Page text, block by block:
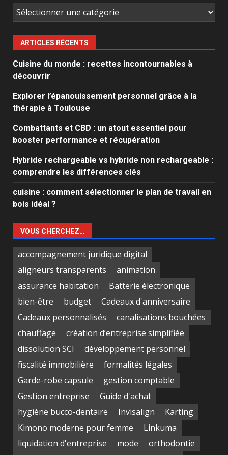
Catégories
ARTICLES RÉCENTS
Cuisine du monde : recettes incontournables à
découvrir
Explorer l’épanouissement personnel grâce à la
thérapie à Toulouse
Combattants et CBD : un atout essentiel pour
booster performance et récupération
Hybride rechargeable vs hybride non rechargeable :
comprendre les différences clés
cuisine : comment sélectionner le plan de travail en
bois idéal ?
VOUS CHERCHEZ…
accompagnement juridique digital
aligneurs transparents
animation
assurance habitation
Batterie électronique
bien-être
budget
Cadeaux d'anniversaire
Cadeaux personnalisés
canalisations bouchées
chauffage
création d’entreprise simplifiée
dissolution SCI
développement personnel
fiscalité immobilière
formalités légales
Garde-robe capsule
gestion comptable
Gestion entreprise
Guide d'achat
hygiène bucco-dentaire
Invisalign
Karting
Kimono moderne pour femme
Linkuma
liquidation d'entreprise
mode
orthodontie